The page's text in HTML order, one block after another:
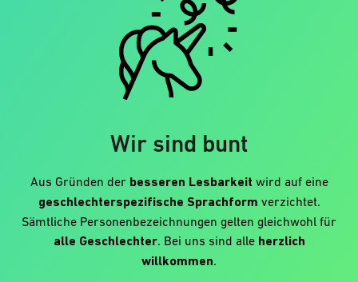
Wir sind bunt
Aus Gründen der besseren Lesbarkeit wird auf eine
geschlechterspezifische Sprachform verzichtet.
Sämtliche Personenbezeichnungen gelten gleichwohl für
alle Geschlechter. Bei uns sind alle herzlich
willkommen